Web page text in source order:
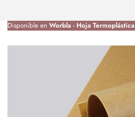
Disponible en Worbla - Hoja Termoplástica